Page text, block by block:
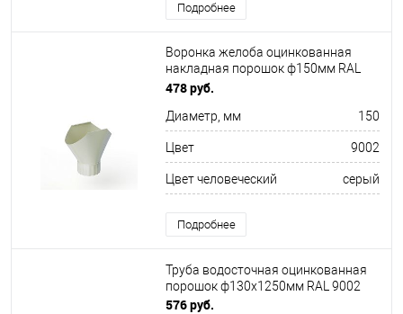
Подробнее
Воронка желоба оцинкованная
накладная порошок ф150мм RAL
9002
478 руб.
Диаметр, мм 150
Цвет 9002
Цвет человеческий серый
Подробнее
Труба водосточная оцинкованная
порошок ф130х1250мм RAL 9002
576 руб.